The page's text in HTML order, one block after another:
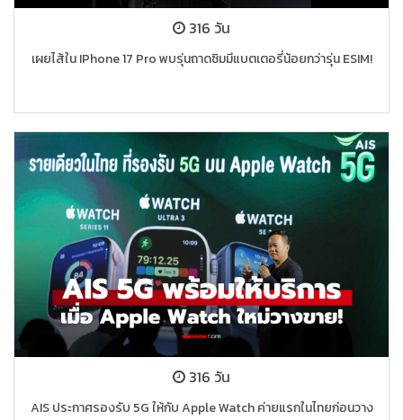
316 วัน
เผยไส้ใน IPhone 17 Pro พบรุ่นถาดซิมมีแบตเตอรี่น้อยกว่ารุ่น ESIM!
316 วัน
AIS ประกาศรองรับ 5G ให้กับ Apple Watch ค่ายแรกในไทยก่อนวาง